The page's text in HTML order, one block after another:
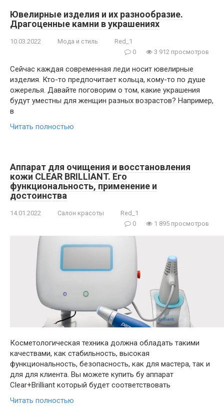
Ювелирные изделия и их разнообразие.
Драгоценные камни в украшениях
10.03.2022 Мода и стиль
Red_1
0
3 912 просмотров
Сейчас каждая современная леди носит ювелирные
изделия. Кто-то предпочитает кольца, кому-то по душе
ожерелья. Давайте поговорим о том, какие украшения
будут уместны для женщин разных возрастов? Например,
в
Читать полностью
Аппарат для очищения и восстановления
кожи CLEAR BRILLIANT. Его
функциональность, применение и
достоинства
14.01.2022 Салон красоты
Red_1
0
1 895 просмотров
Косметологическая техника должна обладать такими
качествами, как стабильность, высокая
функциональность, безопасность, как для мастера, так и
для для клиента. Вы можете купить бу аппарат
Clear+Brilliant который будет соответствовать
Читать полностью